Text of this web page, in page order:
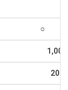
○